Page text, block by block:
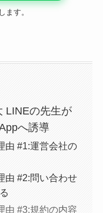
ます。
LINEの先生が
へ誘導
由 #1:運営会社の
由 #2:問い合わせ
由 #3:規約の内容